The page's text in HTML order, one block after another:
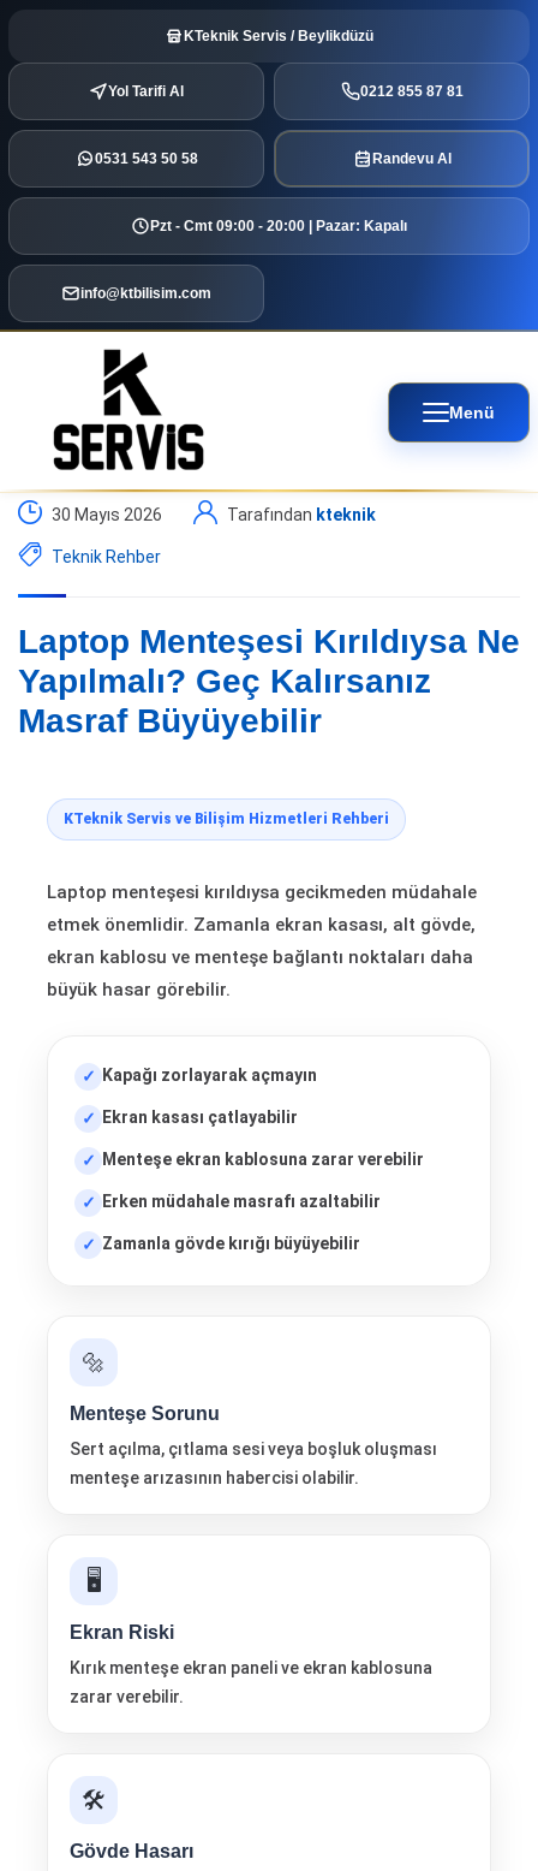
KTeknik Servis / Beylikdüzü
Yol Tarifi Al 0212 855 87 81
0531 543 50 58 Randevu Al
Pzt - Cmt 09:00 - 20:00 | Pazar: Kapalı
info@ktbilisim.com
Menü
30 Mayıs 2026 Tarafından kteknik
Teknik Rehber
Laptop Menteşesi Kırıldıysa Ne
Yapılmalı? Geç Kalırsanız
Masraf Büyüyebilir
KTeknik Servis ve Bilişim Hizmetleri Rehberi
Laptop menteşesi kırıldıysa gecikmeden müdahale
etmek önemlidir. Zamanla ekran kasası, alt gövde,
ekran kablosu ve menteşe bağlantı noktaları daha
büyük hasar görebilir.
Kapağı zorlayarak açmayın
Ekran kasası çatlayabilir
Menteşe ekran kablosuna zarar verebilir
Erken müdahale masrafı azaltabilir
Zamanla gövde kırığı büyüyebilir
🔩
Menteşe Sorunu
Sert açılma, çıtlama sesi veya boşluk oluşması
menteşe arızasının habercisi olabilir.
🖥️
Ekran Riski
Kırık menteşe ekran paneli ve ekran kablosuna
zarar verebilir.
🛠️
Gövde Hasarı